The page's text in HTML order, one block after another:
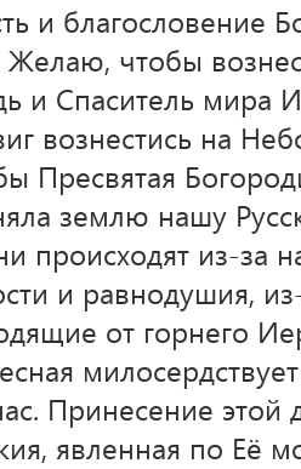
и благословение
чтобы
и Спаситель мира
вознестись на
Пресвятая
землю нашу
происходят из-за
и равнодушия,
от горнего
Принесение
явленная по Её